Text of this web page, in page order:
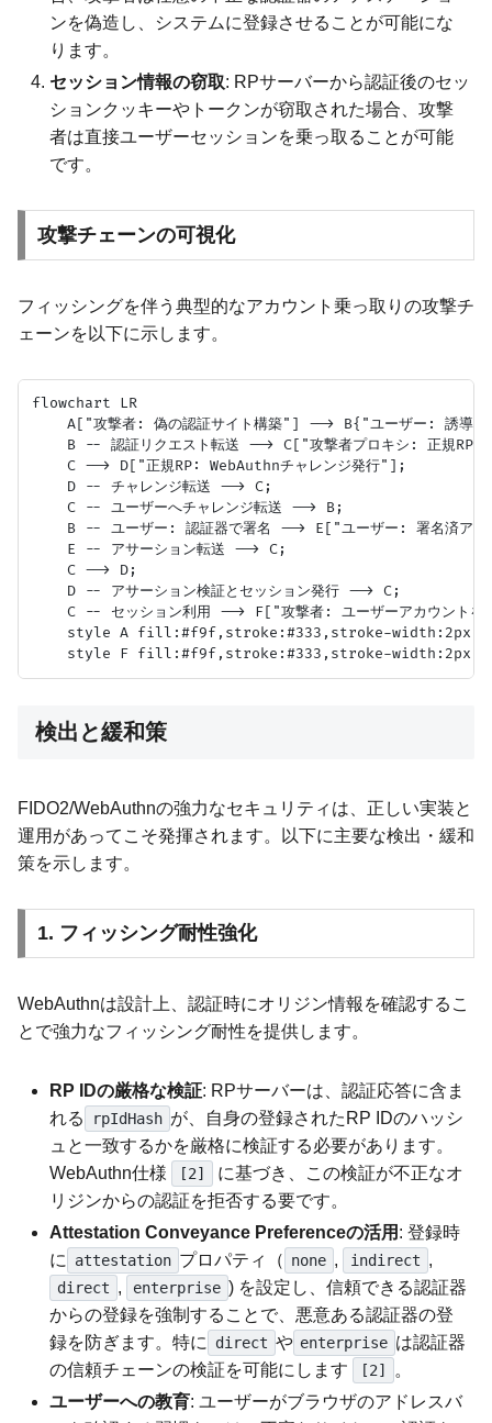
ンを偽造し、システムに登録させることが可能にな
ります。
セッション情報の窃取: RPサーバーから認証後のセッ
ションクッキーやトークンが窃取された場合、攻撃
者は直接ユーザーセッションを乗っ取ることが可能
です。
攻撃チェーンの可視化
フィッシングを伴う典型的なアカウント乗っ取りの攻撃チ
ェーンを以下に示します。
flowchart LR
A["攻撃者: 偽の認証サイト構築"] --> B{"ユーザー: 誘導さ
B -- 認証リクエスト転送 --> C["攻撃者プロキシ: 正規RP
    C --> D["正規RP: WebAuthnチャレンジ発行"];
    D -- チャレンジ転送 --> C;
    C -- ユーザーへチャレンジ転送 --> B;
B -- ユーザー: 認証器で署名 --> E["ユーザー: 署名済アサ
    E -- アサーション転送 --> C;
    C --> D;
    D -- アサーション検証とセッション発行 --> C;
C -- セッション利用 --> F["攻撃者: ユーザーアカウントを
    style A fill:#f9f,stroke:#333,stroke-width:2px
検出と緩和策
FIDO2/WebAuthnの強力なセキュリティは、正しい実装と
運用があってこそ発揮されます。以下に主要な検出・緩和
策を示します。
1. フィッシング耐性強化
WebAuthnは設計上、認証時にオリジン情報を確認するこ
とで強力なフィッシング耐性を提供します。
RP IDの厳格な検証: RPサーバーは、認証応答に含ま
れる
rpIdHash が、自身の登録されたRP IDのハッシ
ュと一致するかを厳格に検証する必要があります。
WebAuthn仕様
[2]
に基づき、この検証が不正なオ
リジンからの認証を拒否する要です。
Attestation Conveyance Preferenceの活用 : 登録時
に
attestation プロパティ（ none , indirect ,
direct , enterprise ) を設定し、信頼できる認証器
からの登録を強制することで、悪意ある認証器の登
録を防ぎます。特に
direct や enterprise は認証器
の信頼チェーンの検証を可能にします
[2]
。
ユーザーへの教育: ユーザーがブラウザのアドレスバ